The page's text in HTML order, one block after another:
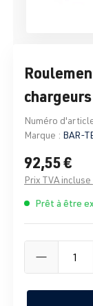
Numéro
Marque : BAR-
92,55 €
Prix TVA
Prêt à être